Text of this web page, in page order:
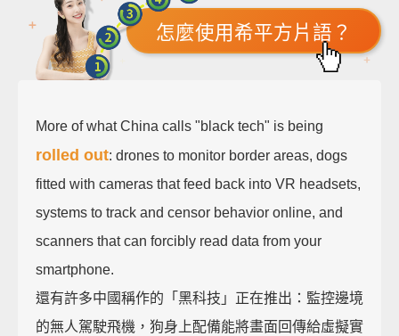
怎麼使用希平方片語？
More of what China calls "black tech" is being
rolled out: drones to monitor border areas, dogs
fitted with cameras that feed back into VR headsets,
systems to track and censor behavior online, and
scanners that can forcibly read data from your
smartphone.
還有許多中國稱作的「黑科技」正在推出：監控邊境
的無人駕駛飛機，狗身上配備能將畫面回傳給虛擬實